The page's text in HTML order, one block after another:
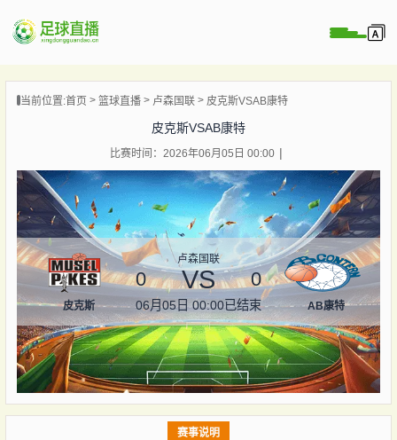
播
闻
当前位置:首页 篮球直播 卢森国联 皮克斯VSAB康特
皮克斯VSAB康特
比赛时间：2026年06月05日 00:00
皮克斯
卢森国联
0 VS 0
06月05日 00:00已结束 AB康特
赛事说明